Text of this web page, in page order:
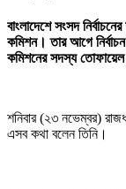
বাংলাদেশে সংসদ
কমিশন। তার আগে
কমিশনের সদস্য
শনিবার (২৩ নভেম্বর)
এসব কথা বলেন তিনি।